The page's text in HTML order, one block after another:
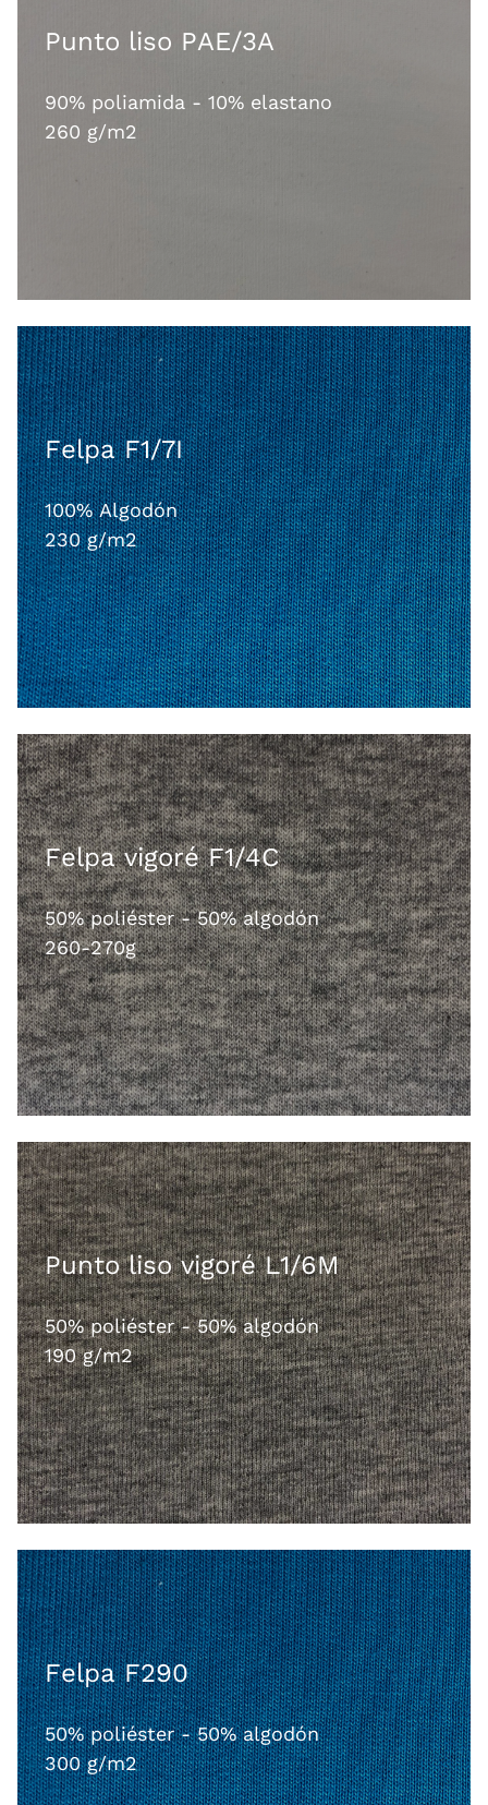
Punto liso PAE/3A
90% poliamida - 10% elastano
260 g/m2
Felpa F1/7I
100% Algodón
230 g/m2
Felpa vigoré F1/4C
50% poliéster - 50% algodón
260-270g
Punto liso vigoré L1/6M
50% poliéster - 50% algodón
190 g/m2
Felpa F290
50% poliéster - 50% algodón
300 g/m2